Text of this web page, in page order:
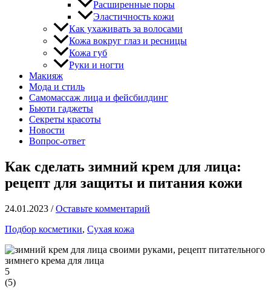
Расширенные поры
Эластичность кожи
Как ухаживать за волосами
Кожа вокруг глаз и ресницы
Кожа губ
Руки и ногти
Макияж
Мода и стиль
Самомассаж лица и фейсбилдинг
Бьюти гаджеты
Секреты красоты
Новости
Вопрос-ответ
Как сделать зимний крем для лица:
рецепт для защиты и питания кожи
24.01.2023 /Оставьте комментарий
Подбор косметики, Сухая кожа
5
(5)